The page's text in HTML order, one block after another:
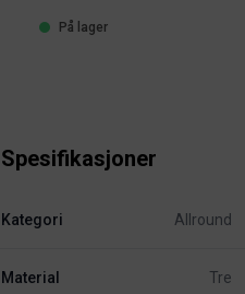
På lager
Spesifikasjoner
Kategori Allround
Material Tre